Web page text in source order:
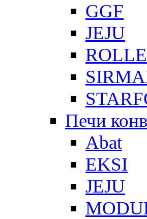
GGF
JEJU
Печи
Abat
EKSI
JEJU